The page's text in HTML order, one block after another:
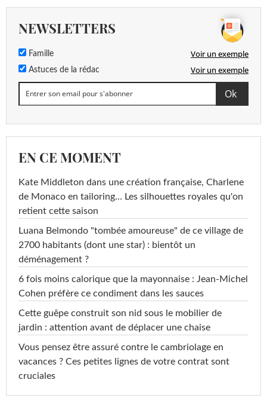
NEWSLETTERS
Famille Voir un exemple
Astuces de la rédac Voir un exemple
EN CE MOMENT
Kate Middleton dans une création française, Charlene
de Monaco en tailoring… Les silhouettes royales qu'on
retient cette saison
Luana Belmondo "tombée amoureuse" de ce village de
2700 habitants (dont une star) : bientôt un
déménagement ?
6 fois moins calorique que la mayonnaise : Jean-Michel
Cohen préfère ce condiment dans les sauces
Cette guêpe construit son nid sous le mobilier de
jardin : attention avant de déplacer une chaise
Vous pensez être assuré contre le cambriolage en
vacances ? Ces petites lignes de votre contrat sont
cruciales